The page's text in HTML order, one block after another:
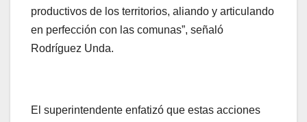
productivos de los territorios, aliando y articulando
en perfección con las comunas”, señaló
Rodríguez Unda.
El superintendente enfatizó que estas acciones